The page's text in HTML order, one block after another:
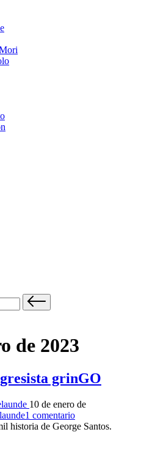
de 2023
grinGO
10 de enero de
1 comentario
historia de George Santos.